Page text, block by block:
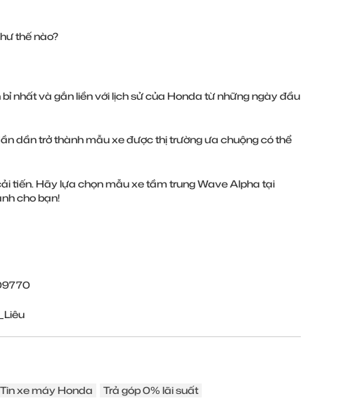
thế nào?
nhất và gắn liền với lịch sử của Honda từ những ngày đầu
dần trở thành mẫu xe được thị trường ưa chuộng có thể
tiến. Hãy lựa chọn mẫu xe tầm trung Wave Alpha tại
cho bạn!
Tin xe máy Honda Trả góp 0% lãi suất